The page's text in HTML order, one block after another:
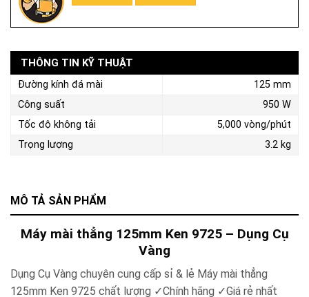
MÔ TẢ SẢN PHẨM
Máy mài thẳng 125mm Ken 9725 – Dụng Cụ
Vàng
Dụng Cụ Vàng chuyên cung cấp sỉ & lẻ Máy mài thẳng
125mm Ken 9725 chất lượng ✓Chính hãng ✓Giá rẻ nhất
THÔNG TIN KỸ THUẬT
Đường kính đá mài
125 mm
Công suất
950 W
Tốc độ không tải
5,000 vòng/phút
Trọng lượng
3.2 kg